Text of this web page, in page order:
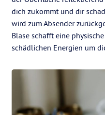
dich zukommt und dir
wird zum Absender
Blase schafft eine
schädlichen Energien um